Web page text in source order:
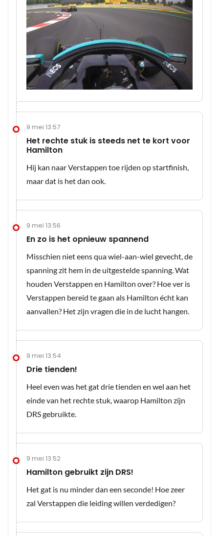
9 mei 13:57
Het rechte stuk is steeds net te kort voor
Hamilton
Hij kan naar Verstappen toe rijden op startfinish,
maar dat is het dan ook.
9 mei 13:56
En zo is het opnieuw spannend
Misschien niet eens qua wiel-aan-wiel gevecht, de
spanning zit hem in de uitgestelde spanning. Wat
houden Verstappen en Hamilton over? Hoe ver is
Verstappen bereid te gaan als Hamilton écht kan
aanvallen? Het zijn vragen die in de lucht hangen.
9 mei 13:54
Drie tienden!
Heel even was het gat drie tienden en wel aan het
einde van het rechte stuk, waarop Hamilton zijn
DRS gebruikte.
9 mei 13:52
Hamilton gebruikt zijn DRS!
Het gat is nu minder dan een seconde! Hoe zeer
zal Verstappen die leiding willen verdedigen?